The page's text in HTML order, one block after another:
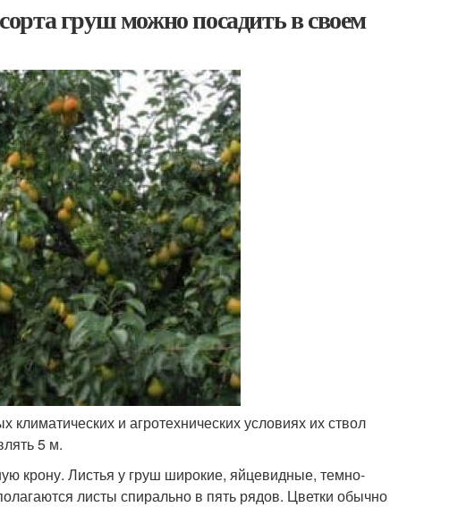
груш можно посадить в своем
и агротехнических условиях их ствол
5 м.
крону. Листья у груш широкие, яйцевидные, темно-
листы спирально в пять рядов. Цветки обычно